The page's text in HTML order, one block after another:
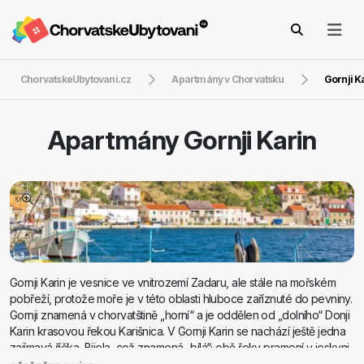
ChorvatskeUbytovani.cz Apartmány v Chorvatsku Gornji
ApartmányGornji Karin
Gornji Karin je vesnice ve vnitrozemí Zadaru, ale stále na mořském
pobřeží, protože moře je v této oblasti hluboce zaříznuté do pevniny.
Gornji znamená v chorvatštině „horní“ a je oddělen od „dolního“ Donji
Karin krasovou řekou Karišnica. V Gornji Karin se nachází ještě jedna
zajímavá říčka, Bijela, což znamená „bílá“; obě řeky pramení v jeskyni